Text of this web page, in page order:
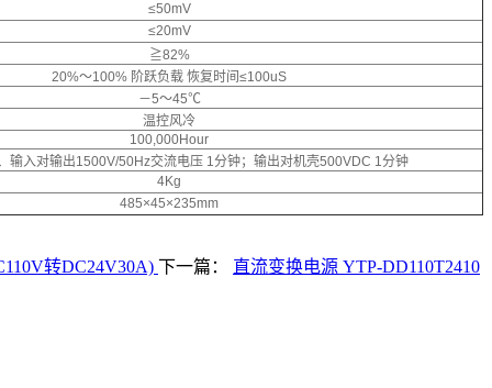
≤50mV
≤20mV
≧82%
20%～100% 阶跃负载 恢复时间≤100uS
－5～45℃
温控风冷
100,000Hour
输入对输出1500V/50Hz交流电压 1分钟；输出对机壳500VDC 1分钟
4Kg
485×45×235mm
转DC24V30A) 下一篇： 直流变换电源 YTP-DD110T2410